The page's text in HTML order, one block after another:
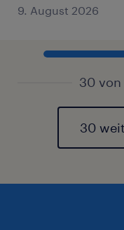
9. August 2026
30 von
30